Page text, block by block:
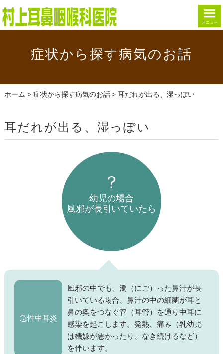
メニュー
症状から探す病気のお話
ホーム > 症状から探す病気のお話> 耳だれが出る、湿っぽい
耳だれが出る、湿っぽい
幼児の場合
風邪が長引いていたら
急性中耳炎
風邪の中でも、濁（にご）った鼻汁が長
引いている場合、鼻汁の中の細菌が耳と
鼻の奥をつなぐ管（耳管）を通り中耳に
感染を起こします。発熱、痛み（乳幼児
は機嫌が悪かったり、なき続けるなど）
を伴います。